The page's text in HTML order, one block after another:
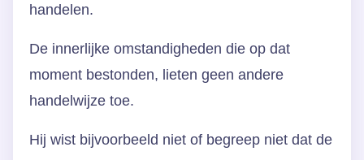
handelen.
De innerlijke omstandigheden die op dat
moment bestonden, lieten geen andere
handelwijze toe.
Hij wist bijvoorbeeld niet of begreep niet dat de